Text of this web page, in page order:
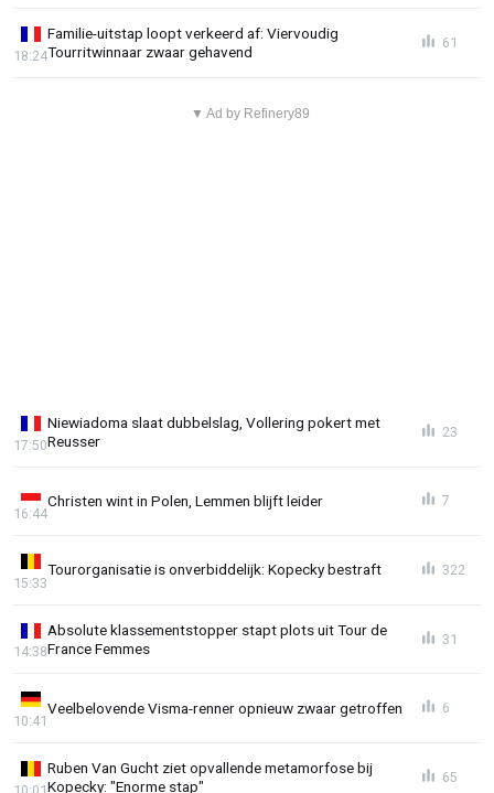
Familie-uitstap loopt verkeerd af: Viervoudig
Tourritwinnaar zwaar gehavend
18:24
61
▼ Ad by Refinery89
Niewiadoma slaat dubbelslag, Vollering pokert met
Reusser
17:50
23
Christen wint in Polen, Lemmen blijft leider
16:44
7
Tourorganisatie is onverbiddelijk: Kopecky bestraft
15:33
322
Absolute klassementstopper stapt plots uit Tour de
France Femmes
14:38
31
Veelbelovende Visma-renner opnieuw zwaar getroffen
10:41
6
Ruben Van Gucht ziet opvallende metamorfose bij
Kopecky: "Enorme stap"
65